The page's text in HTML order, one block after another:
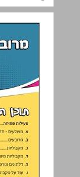
מרובעים ... 3